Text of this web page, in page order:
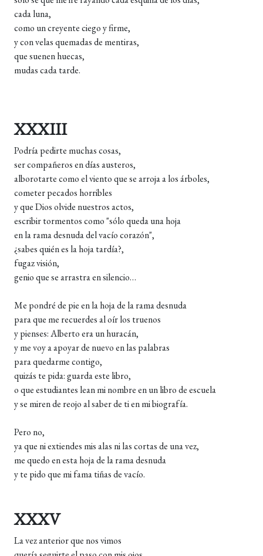
cada luna,
como un creyente ciego y firme,
y con velas quemadas de mentiras,
que suenen huecas,
mudas cada tarde.
XXXIII
Podría pedirte muchas cosas,
ser compañeros en días austeros,
alborotarte como el viento que se arroja a los árboles,
cometer pecados horribles
y que Dios olvide nuestros actos,
escribir tormentos como "sólo queda una hoja
en la rama desnuda del vacío corazón",
¿sabes quién es la hoja tardía?,
fugaz visión,
genio que se arrastra en silencio…
Me pondré de pie en la hoja de la rama desnuda
para que me recuerdes al oír los truenos
y pienses: Alberto era un huracán,
y me voy a apoyar de nuevo en las palabras
para quedarme contigo,
quizás te pida: guarda este libro,
o que estudiantes lean mi nombre en un libro de escuela
y se miren de reojo al saber de ti en mi biografía.
Pero no,
ya que ni extiendes mis alas ni las cortas de una vez,
me quedo en esta hoja de la rama desnuda
y te pido que mi fama tiñas de vacío.
XXXV
La vez anterior que nos vimos